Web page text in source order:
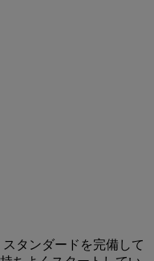
タンダードを完備して